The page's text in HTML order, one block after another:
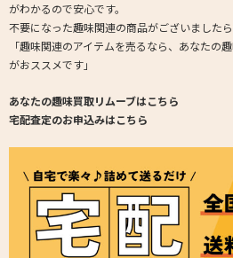
がわかるので安心です。
不要になった趣味関連の商品がございました
「趣味関連のアイテムを売るなら、あなたの
がおススメです」
あなたの趣味買取リムーブはこちら
宅配査定のお申込みはこちら